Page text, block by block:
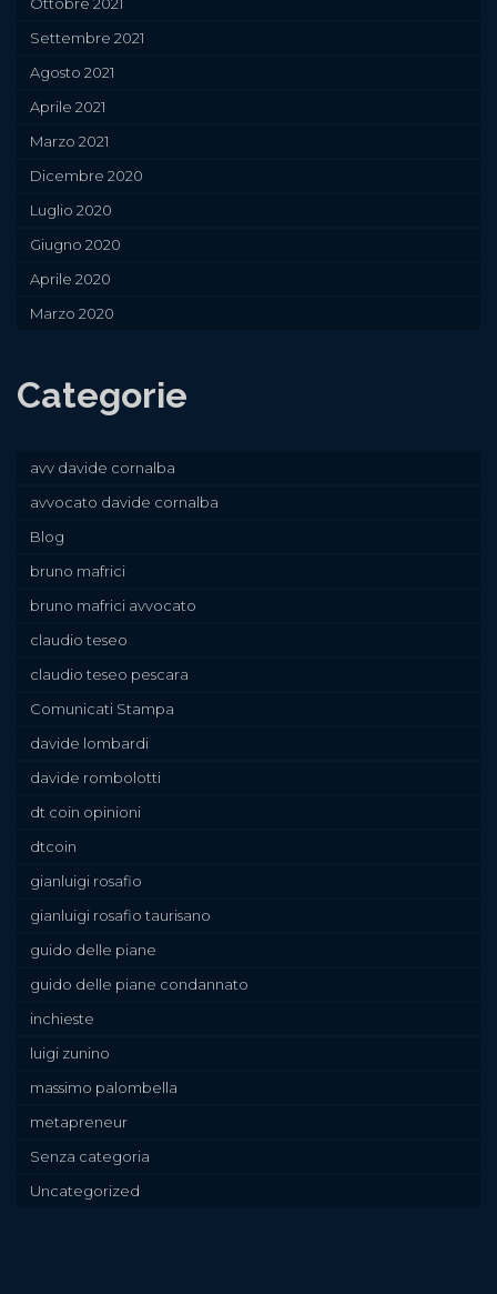
Ottobre 2021
Settembre 2021
Agosto 2021
Aprile 2021
Marzo 2021
Dicembre 2020
Luglio 2020
Giugno 2020
Aprile 2020
Marzo 2020
Categorie
avv davide cornalba
avvocato davide cornalba
Blog
bruno mafrici
bruno mafrici avvocato
claudio teseo
claudio teseo pescara
Comunicati Stampa
davide lombardi
davide rombolotti
dt coin opinioni
dtcoin
gianluigi rosafio
gianluigi rosafio taurisano
guido delle piane
guido delle piane condannato
inchieste
luigi zunino
massimo palombella
metapreneur
Senza categoria
Uncategorized